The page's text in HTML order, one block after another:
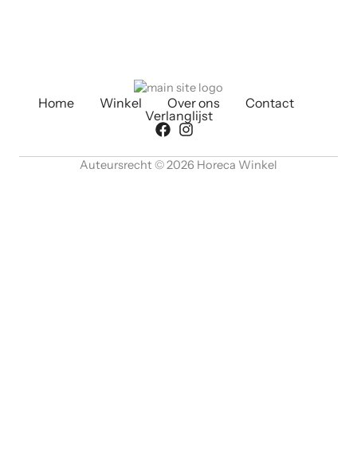
Home Winkel Over ons
Contact
Verlanglijst
Auteursrecht © 2026 Horeca Winkel